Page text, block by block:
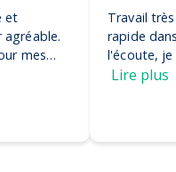
Travail très pro,
rapide dans la
l'écoute, je